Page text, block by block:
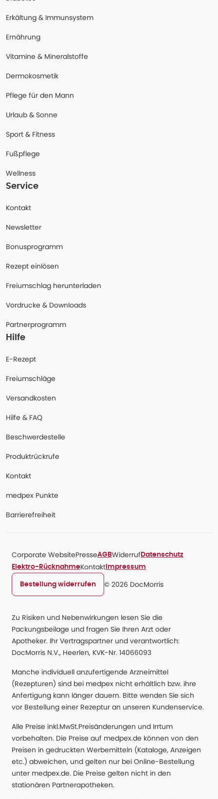
Erkältung & Immunsystem
Ernährung
Vitamine & Mineralstoffe
Dermokosmetik
Pflege für den Mann
Urlaub & Sonne
Sport & Fitness
Fußpflege
Wellness
Service
Kontakt
Newsletter
Bonusprogramm
Rezept einlösen
Freiumschlag herunterladen
Vordrucke & Downloads
Partnerprogramm
Hilfe
E-Rezept
Freiumschläge
Versandkosten
Hilfe & FAQ
Beschwerdestelle
Produktrückrufe
Kontakt
medpex Punkte
Barrierefreiheit
Corporate WebsitePresseAGBWiderruf Datenschutz
Elektro-RücknahmeKontakt Impressum
Bestellung widerrufen © 2026 DocMorris
Zu Risiken und Nebenwirkungen lesen Sie die
Packungsbeilage und fragen Sie Ihren Arzt oder
Apotheker. Ihr Vertragspartner und verantwortlich:
DocMorris N.V., Heerlen, KVK-Nr. 14066093
Manche individuell anzufertigende Arzneimittel
(Rezepturen) sind bei medpex nicht erhältlich bzw. ihre
Anfertigung kann länger dauern. Bitte wenden Sie sich
vor Bestellung einer Rezeptur an unseren Kundenservice.
Alle Preise inkl.MwSt.Preisänderungen und Irrtum
vorbehalten. Die Preise auf medpex.de können von den
Preisen in gedruckten Werbemitteln (Kataloge, Anzeigen
etc.) abweichen, und gelten nur bei Online-Bestellung
unter medpex.de. Die Preise gelten nicht in den
stationären Partnerapotheken.